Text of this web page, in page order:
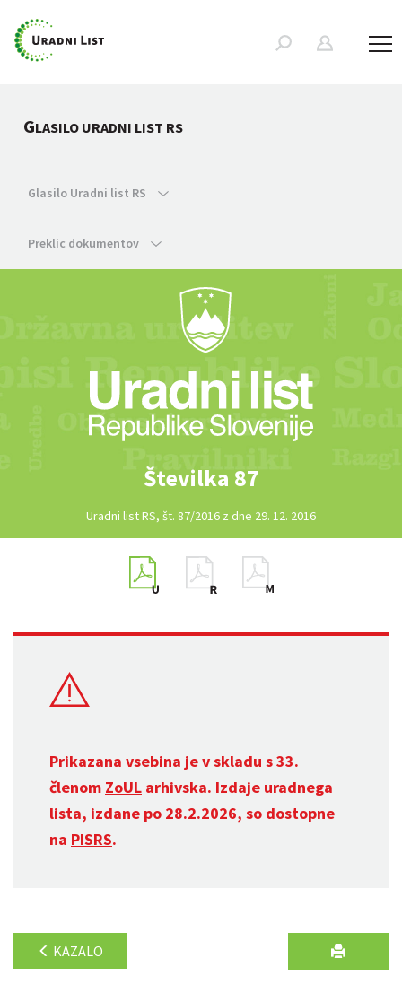
GLASILO URADNI LIST RS
Glasilo Uradni list RS
Preklic dokumentov
Številka 87
Uradni list RS, št. 87/2016 z dne 29. 12. 2016
Prikazana vsebina je v skladu s 33.
členom ZoUL arhivska. Izdaje uradnega
lista, izdane po 28.2.2026, so dostopne
na PISRS.
KAZALO